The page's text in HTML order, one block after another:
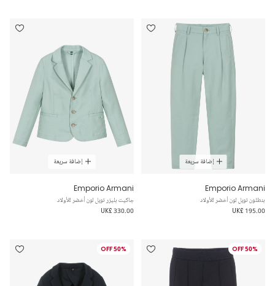
إضافة سريعة
Emporio Armani
بنطلون تويل لون أخضر للأولاد
UK£ 195.00
إضافة سريعة
Emporio Armani
جاكيت بليزر تويل لون أخضر للأولاد
UK£ 330.00
50% OFF
50% OFF